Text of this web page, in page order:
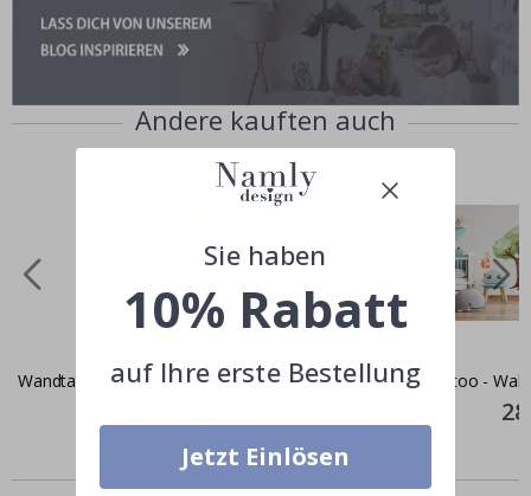
Andere kauften auch
Wandtattoo - Sonne / Gelb Wandtattoo -
Ähnliche produkte
Sie haben
10% Rabatt
auf Ihre erste Bestellung
Jetzt Einlösen